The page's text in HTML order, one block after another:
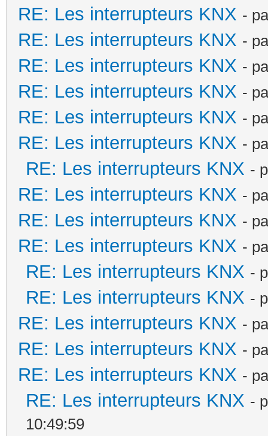
RE: Les interrupteurs KNX -
RE: Les interrupteurs KNX -
RE: Les interrupteurs KNX -
RE: Les interrupteurs KNX -
RE: Les interrupteurs KNX -
RE: Les interrupteurs KNX -
RE: Les interrupteurs KNX -
RE: Les interrupteurs KNX -
RE: Les interrupteurs KNX -
RE: Les interrupteurs KNX -
RE: Les interrupteurs KNX -
RE: Les interrupteurs KNX -
RE: Les interrupteurs KNX -
RE: Les interrupteurs KNX -
RE: Les interrupteurs KNX -
RE: Les interrupteurs KNX -
10:49:59